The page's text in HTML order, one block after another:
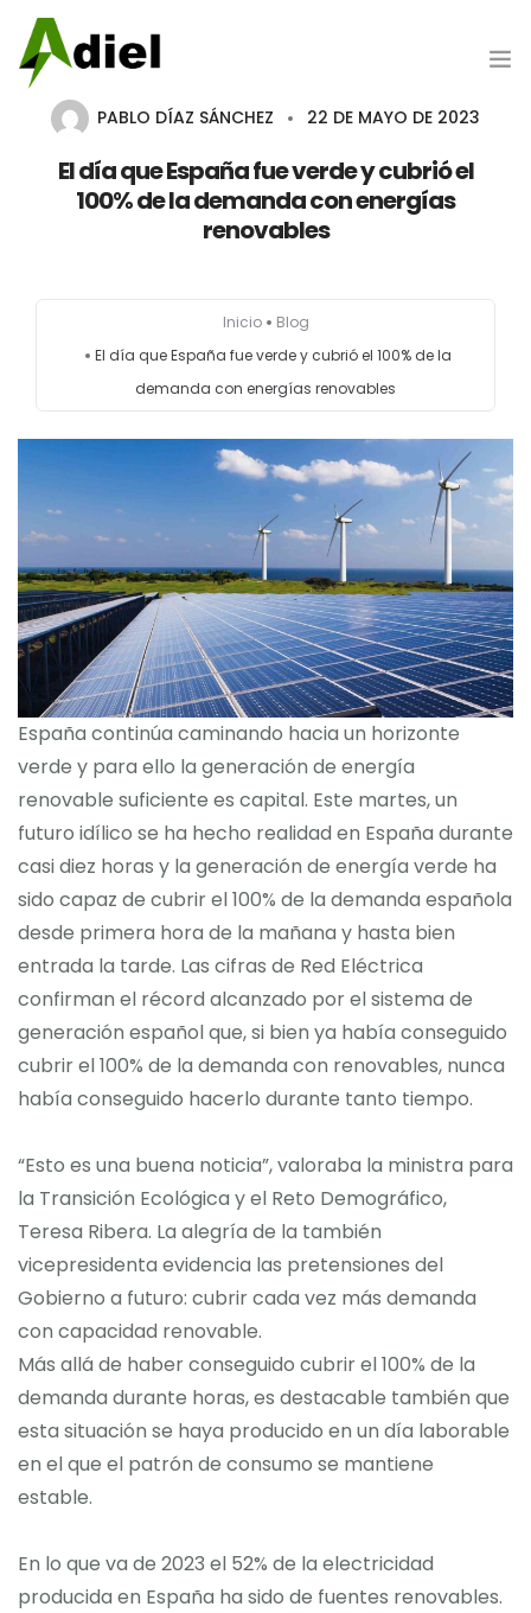
Marcas
Blog
Contacto
PABLO DÍAZ SÁNCHEZ 22 DE MAYO DE 2023
El día que España fue verde y cubrió el
100% de la demanda con energías
renovables
Inicio
Blog
El día que España fue verde y cubrió el 100% de la
demanda con energías renovables
España continúa caminando hacia un horizonte
verde y para ello la generación de energía
renovable suficiente es capital. Este martes, un
futuro idílico se ha hecho realidad en España durante
casi diez horas y la generación de energía verde ha
sido capaz de cubrir el 100% de la demanda española
desde primera hora de la mañana y hasta bien
entrada la tarde. Las cifras de Red Eléctrica
confirman el récord alcanzado por el sistema de
generación español que, si bien ya había conseguido
cubrir el 100% de la demanda con renovables, nunca
había conseguido hacerlo durante tanto tiempo.
“Esto es una buena noticia”, valoraba la ministra para
la Transición Ecológica y el Reto Demográfico,
Teresa Ribera. La alegría de la también
vicepresidenta evidencia las pretensiones del
Gobierno a futuro: cubrir cada vez más demanda
con capacidad renovable.
Más allá de haber conseguido cubrir el 100% de la
demanda durante horas, es destacable también que
esta situación se haya producido en un día laborable
en el que el patrón de consumo se mantiene
estable.
En lo que va de 2023 el 52% de la electricidad
producida en España ha sido de fuentes renovables.